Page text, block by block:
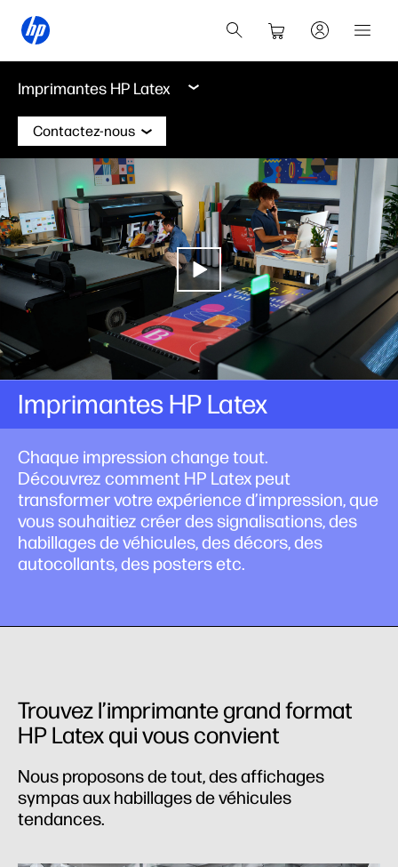
Imprimantes HP Latex
Contactez-nous
Imprimantes HP Latex
Chaque impression change tout.
Découvrez comment HP Latex peut
transformer votre expérience d’impression, que
vous souhaitiez créer des signalisations, des
habillages de véhicules, des décors, des
autocollants, des posters etc.
Trouvez l’imprimante grand format
HP Latex qui vous convient
Nous proposons de tout, des affichages
sympas aux habillages de véhicules
tendances.